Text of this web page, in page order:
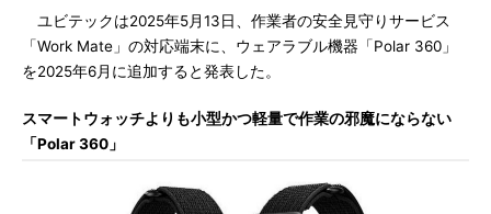
ユビテックは2025年5月13日、作業者の安全見守りサービス
「Work Mate」の対応端末に、ウェアラブル機器「Polar 360」
を2025年6月に追加すると発表した。
スマートウォッチよりも小型かつ軽量で作業の邪魔にならない
「Polar 360」